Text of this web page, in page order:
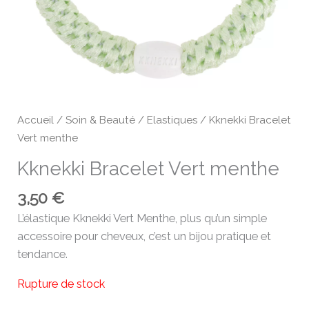
Accueil /Soin & Beauté / Elastiques / Kknekki Bracelet
Vert menthe
Kknekki Bracelet Vert menthe
3,50€
L’élastique Kknekki Vert Menthe, plus qu’un simple
accessoire pour cheveux, c’est un bijou pratique et
tendance.
Rupture de stock